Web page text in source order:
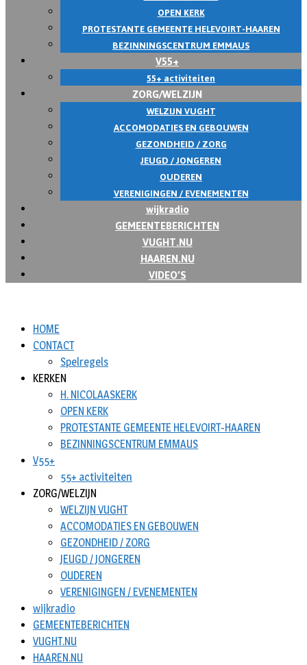
OPEN KERK
PROTESTANTE GEMEENTE HELEVOIRT-HAAREN
BEZINNINGSCENTRUM EMMAUS
V55+
55+ activiteiten
ZORG/WELZIJN
WELZIJN VUGHT
ACCOMODATIES EN GEBOUWEN
GEZONDHEID / ZORG
JEUGD / JONGEREN
OUDEREN
VERENIGINGEN / EVENEMENTEN
wijkradio
GEMEENTEBERICHTEN
VUGHT.NU
HAAREN.NU
VIDEO’S
HOME
CONTACT
Spelregels
KERKEN
H. NICOLAASKERK
OPEN KERK
PROTESTANTE GEMEENTE HELEVOIRT-HAAREN
BEZINNINGSCENTRUM EMMAUS
V55+
55+ activiteiten
ZORG/WELZIJN
WELZIJN VUGHT
ACCOMODATIES EN GEBOUWEN
GEZONDHEID / ZORG
JEUGD / JONGEREN
OUDEREN
VERENIGINGEN / EVENEMENTEN
wijkradio
GEMEENTEBERICHTEN
VUGHT.NU
HAAREN.NU